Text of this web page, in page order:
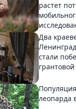
растет
Два
стали
леопарда